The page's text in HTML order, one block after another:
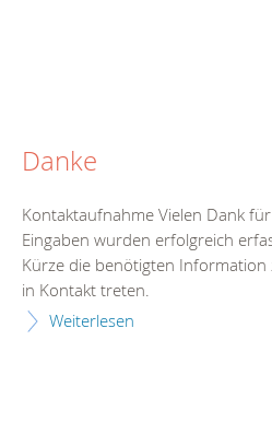
Danke
Kontaktaufnahme Vielen Dank
Eingaben wurden erfolgreich
Kürze die benötigten Information
in Kontakt treten.
Weiterlesen